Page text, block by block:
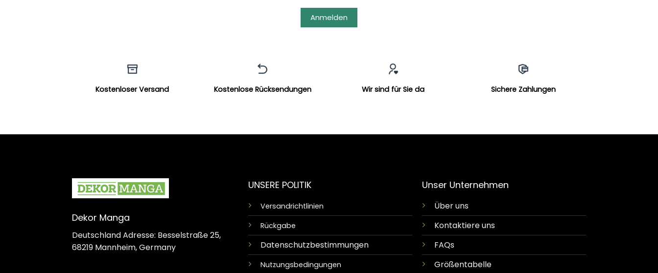
Anmelden
Kostenloser Versand Kostenlose Rücksendungen Wir sind für Sie da Sichere Zahlungen
Dekor Manga
Deutschland Adresse: Besselstraße 25,
68219 Mannheim, Germany
UNSERE POLITIK
Versandrichtlinien
Rückgabe
Datenschutzbestimmungen
Nutzungsbedingungen
Unser Unternehmen
Über uns
Kontaktiere uns
FAQs
Größentabelle